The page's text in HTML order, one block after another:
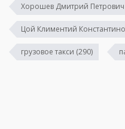
Хорошев Дмитрий Петрович
Цой Климентий
грузовое такси (290)